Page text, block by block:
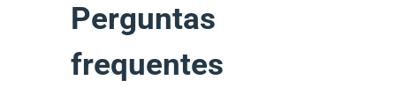
Perguntas
frequentes